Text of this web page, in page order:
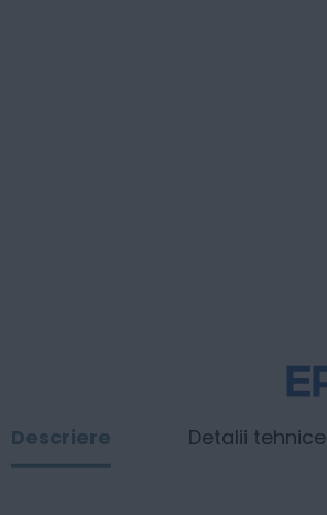
Descriere Detalii tehnice